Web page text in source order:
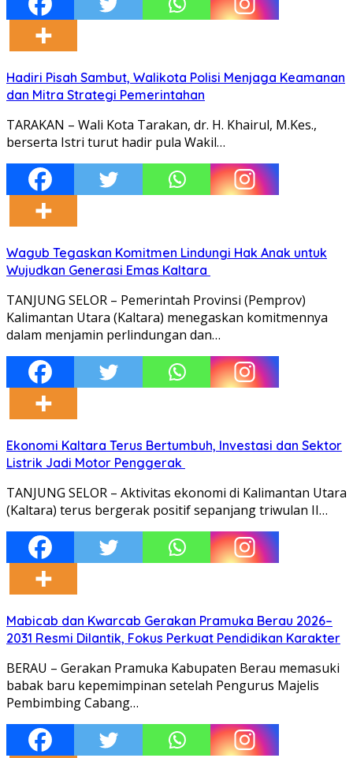
Hadiri Pisah Sambut, Walikota Polisi Menjaga Keamanan
dan Mitra Strategi Pemerintahan
TARAKAN – Wali Kota Tarakan, dr. H. Khairul, M.Kes.,
berserta Istri turut hadir pula Wakil…
Wagub Tegaskan Komitmen Lindungi Hak Anak untuk
Wujudkan Generasi Emas Kaltara
TANJUNG SELOR – Pemerintah Provinsi (Pemprov)
Kalimantan Utara (Kaltara) menegaskan komitmennya
dalam menjamin perlindungan dan…
Ekonomi Kaltara Terus Bertumbuh, Investasi dan Sektor
Listrik Jadi Motor Penggerak
TANJUNG SELOR – Aktivitas ekonomi di Kalimantan Utara
(Kaltara) terus bergerak positif sepanjang triwulan II…
Mabicab dan Kwarcab Gerakan Pramuka Berau 2026–
2031 Resmi Dilantik, Fokus Perkuat Pendidikan Karakter
BERAU – Gerakan Pramuka Kabupaten Berau memasuki
babak baru kepemimpinan setelah Pengurus Majelis
Pembimbing Cabang…